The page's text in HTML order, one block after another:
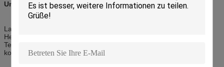
Unternehmensprofil:
Labtone Test Equipment Co., Ltd. ist eine +16 Jahre China
Herstellung von zuverlässigen, kostengünstigen Geräten.Bump-
Testsysteme, Drop-Tester, Verpackungstransport-Simulatoren und
kombinierte Umweltprüfkammern.